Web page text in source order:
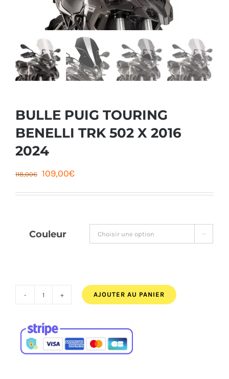
BULLE PUIG TOURING
BENELLI TRK 502 X 2016
2024
118,00€ Le
118,00€.
109,00€Le
est :
109,00€.
Couleur 
quantité
BULLE
PUIG
AJOUTER AU PANIER